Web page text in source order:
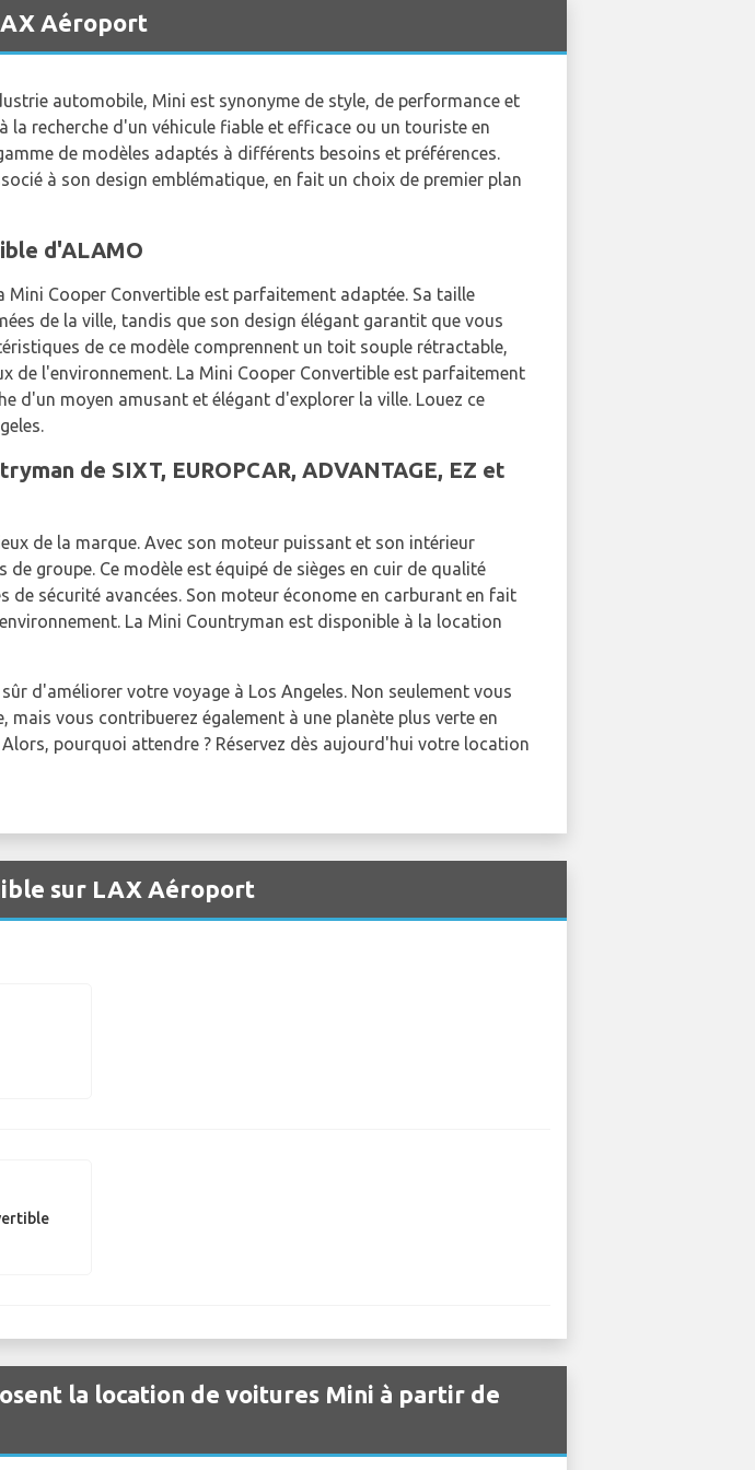
Aéroport
automobile, Mini est synonyme de style, de performance et
recherche d'un véhicule fiable et efficace ou un touriste en
de modèles adaptés à différents besoins et préférences.
à son design emblématique, en fait un choix de premier plan
d'ALAMO
Cooper Convertible est parfaitement adaptée. Sa taille
de la ville, tandis que son design élégant garantit que vous
de ce modèle comprennent un toit souple rétractable,
de l'environnement. La Mini Cooper Convertible est parfaitement
d'un moyen amusant et élégant d'explorer la ville. Louez ce
de SIXT, EUROPCAR, ADVANTAGE, EZ et
de la marque. Avec son moteur puissant et son intérieur
groupe. Ce modèle est équipé de sièges en cuir de qualité
sécurité avancées. Son moteur économe en carburant en fait
La Mini Countryman est disponible à la location
d'améliorer votre voyage à Los Angeles. Non seulement vous
vous contribuerez également à une planète plus verte en
pourquoi attendre ? Réservez dès aujourd'hui votre location
sur LAX Aéroport
la location de voitures Mini à partir de